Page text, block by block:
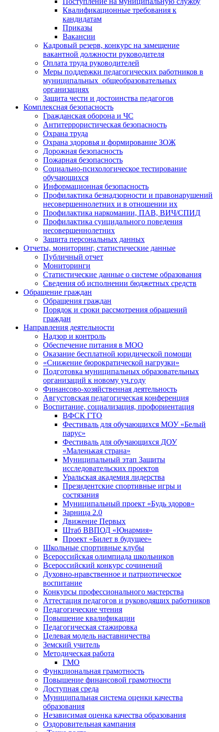
Квалификационные требования к
кандидатам
Приказы
Вакансии
Кадровый резерв, конкурс на замещение
вакантной должности руководителя
Оплата труда руководителей
Меры поддержки педагогических работников в
муниципальных общеобразовательных
организациях
Защита чести и достоинства педагогов
Комплексная безопасность
Гражданская оборона и ЧС
Антитеррористическая безопасность
Охрана труда
Охрана здоровья и формирование ЗОЖ
Дорожная безопасность
Пожарная безопасность
Социально-психологическое тестирование
обучающихся
Информационная безопасность
Профилактика безнадзорности и правонарушений
несовершеннолетних и в отношении их
Профилактика наркомании, ПАВ, ВИЧ/СПИД
Профилактика суицидального поведения
несовершеннолетних
Защита персональных данных
Отчеты, мониторинг, статистические данные
Публичный отчет
Мониторинги
Статистические данные о системе образования
Сведения об исполнении бюджетных средств
Обращение граждан
Обращения граждан
Порядок и сроки рассмотрения обращений
граждан
Направления деятельности
Надзор и контроль
Обеспечение питания в МОО
Оказание бесплатной юридической помощи
«Снижение бюрократической нагрузки»
Подготовка муниципальных образовательных
организаций к новому уч.году
Финансово-хозяйственная деятельность
Августовская педагогическая конференция
Воспитание, социализация, профориентация
ВФСК ГТО
Фестиваль для обучающихся МОУ «Белый
парус»
Фестиваль для обучающихся ДОУ
«Маленькая страна»
Муниципальный этап Защиты
исследовательских проектов
Уральская академия лидерства
Президентские спортивные игры и
состязания
Муниципальный проект «Будь здоров»
Зарница 2.0
Движение Первых
Штаб ВВПОД «Юнармия»
Проект «Билет в будущее»
Школьные спортивные клубы
Всероссийская олимпиада школьников
Всероссийский конкурс сочинений
Духовно-нравственное и патриотическое
воспитание
Конкурсы профессионального мастерства
Аттестация педагогов и руководящих работников
Педагогические чтения
Повышение квалификации
Педагогическая стажировка
Целевая модель наставничества
Земский учитель
Методическая работа
ГМО
Функциональная грамотность
Повышение финансовой грамотности
Доступная среда
Муниципальная система оценки качества
образования
Независимая оценка качества образования
Оздоровительная кампания